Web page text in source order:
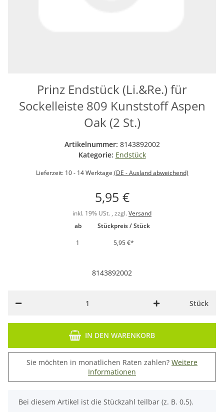
Prinz Endstück (Li.&Re.) für
Sockelleiste 809 Kunststoff Aspen
Oak (2 St.)
Artikelnummer: 8143892002
Kategorie: Endstück
Lieferzeit: 10 - 14 Werktage (DE - Ausland abweichend)
5,95 €
inkl. 19% USt. , zzgl. Versand
ab
Stückpreis / Stück
1
5,95 €*
8143892002
Stück
IN DEN WARENKORB
Sie möchten in monatlichen Raten zahlen? Weitere
Informationen
x
Bei diesem Artikel ist die Stückzahl teilbar (z. B. 0,5).